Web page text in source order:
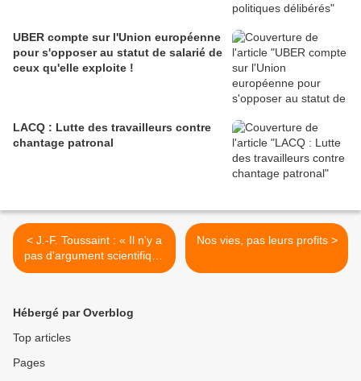
UBER compte sur l'Union européenne
pour s'opposer au statut de salarié de
ceux qu'elle exploite !
LACQ : Lutte des travailleurs contre
chantage patronal
< J.-F. Toussaint : « Il n'y a
pas d'argument scientifique
qui recommande le port du
Nos vies, pas leurs profits >
Hébergé par Overblog
Top articles
Pages